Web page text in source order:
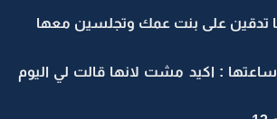
تدقين على بنت عمك وتجلسين معها
: اكيد مشت لانها قالت لي اليوم